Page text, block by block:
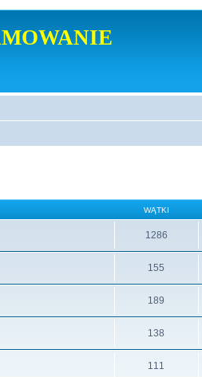
WĄTKI
1286
155
189
138
111